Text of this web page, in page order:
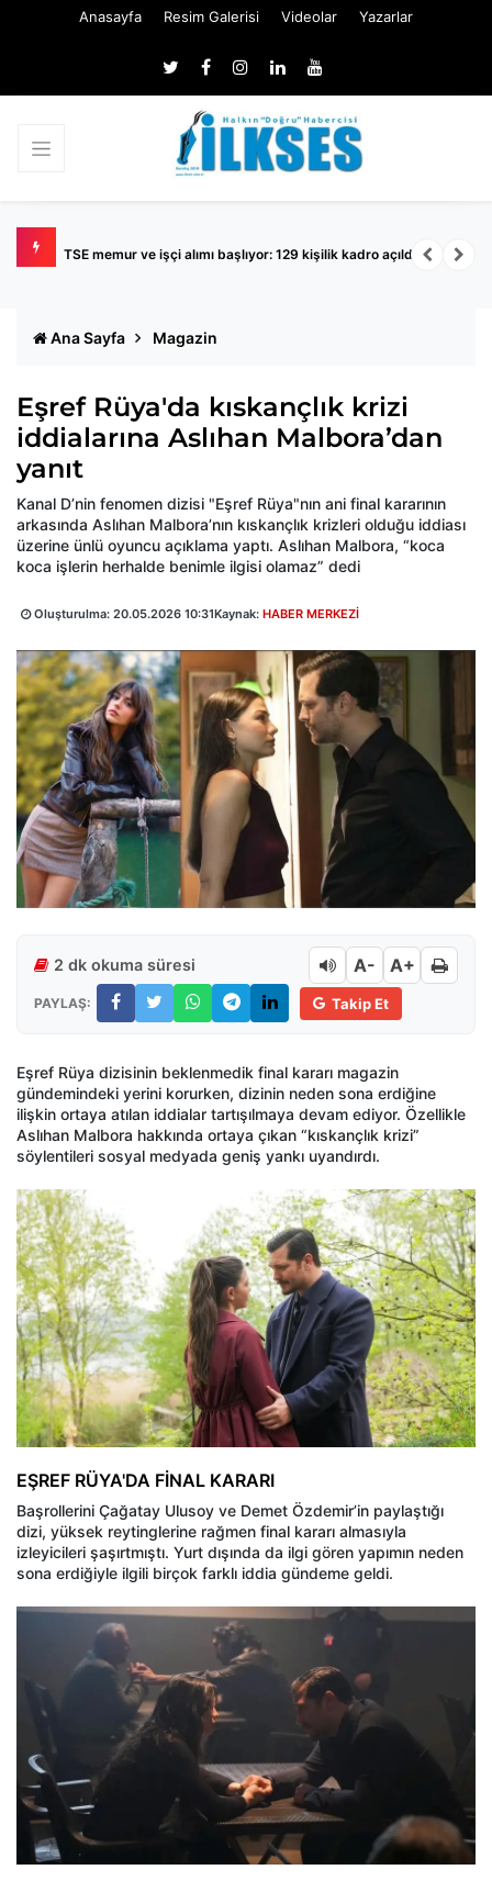
Anasayfa Resim Galerisi Videolar Yazarlar
TSE memur ve işçi alımı başlıyor: 129 kişilik kadro açıldı
Ana Sayfa Magazin
Eşref Rüya'da kıskançlık krizi
iddialarına Aslıhan Malbora’dan
yanıt
Kanal D’nin fenomen dizisi "Eşref Rüya"nın ani final kararının
arkasında Aslıhan Malbora’nın kıskançlık krizleri olduğu iddiası
üzerine ünlü oyuncu açıklama yaptı. Aslıhan Malbora, “koca
koca işlerin herhalde benimle ilgisi olamaz” dedi
Oluşturulma: 20.05.2026 10:31Kaynak: HABER MERKEZİ
2 dk okuma süresi A- A+
PAYLAŞ: Takip Et
Eşref Rüya dizisinin beklenmedik final kararı magazin
gündemindeki yerini korurken, dizinin neden sona erdiğine
ilişkin ortaya atılan iddialar tartışılmaya devam ediyor. Özellikle
Aslıhan Malbora hakkında ortaya çıkan “kıskançlık krizi”
söylentileri sosyal medyada geniş yankı uyandırdı.
EŞREF RÜYA'DA FİNAL KARARI
Başrollerini Çağatay Ulusoy ve Demet Özdemir’in paylaştığı
dizi, yüksek reytinglerine rağmen final kararı almasıyla
izleyicileri şaşırtmıştı. Yurt dışında da ilgi gören yapımın neden
sona erdiğiyle ilgili birçok farklı iddia gündeme geldi.